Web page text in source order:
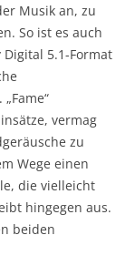
Musik an, zu
So ist es auch
Digital 5.1-Format
vermag
zu
Wege einen
die vielleicht
hingegen aus.
beiden